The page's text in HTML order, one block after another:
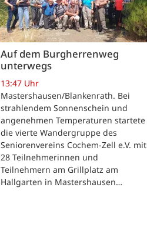
Auf dem Burgherrenweg
unterwegs
13:47 Uhr
Mastershausen/Blankenrath. Bei
strahlendem Sonnenschein und
angenehmen Temperaturen startete
die vierte Wandergruppe des
Seniorenvereins Cochem-Zell e.V. mit
28 Teilnehmerinnen und
Teilnehmern am Grillplatz am
Hallgarten in Mastershausen…